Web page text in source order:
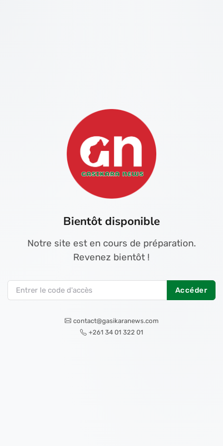
Bientôt disponible
Notre site est en cours de préparation.
Revenez bientôt !
Accéder
contact@gasikaranews.com
+261 34 01 322 01